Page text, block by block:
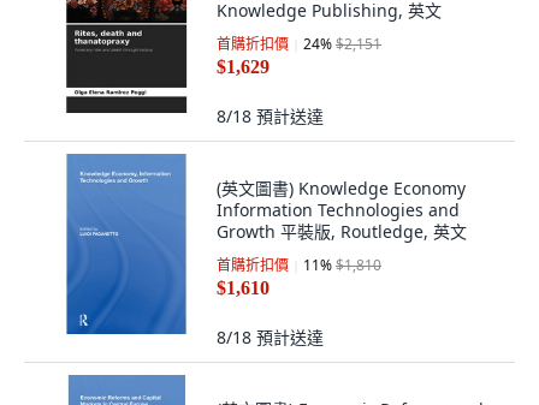
Knowledge Publishing, 英文
首購折扣價 24%$2,151
$1,629
8/18 預計送達
(英文圖書) Knowledge Economy
Information Technologies and
Growth 平裝版, Routledge, 英文
首購折扣價 11%$1,810
$1,610
8/18 預計送達